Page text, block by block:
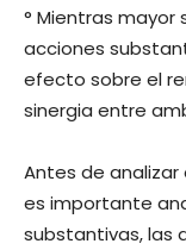
° Mientras
acciones
efecto sobre el
sinergia entre
Antes de
es importante
substantivas, las